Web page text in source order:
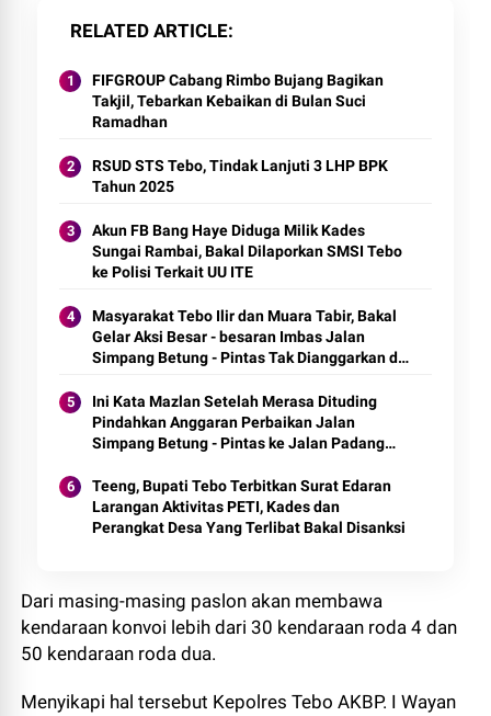
RELATED ARTICLE
FIFGROUP Cabang Rimbo Bujang Bagikan
Takjil, Tebarkan Kebaikan di Bulan Suci
Ramadhan
RSUD STS Tebo, Tindak Lanjuti 3 LHP BPK
Tahun 2025
Akun FB Bang Haye Diduga Milik Kades
Sungai Rambai, Bakal Dilaporkan SMSI Tebo
ke Polisi Terkait UU ITE
Masyarakat Tebo Ilir dan Muara Tabir, Bakal
Gelar Aksi Besar - besaran Imbas Jalan
Simpang Betung - Pintas Tak Dianggarkan di
Ini Kata Mazlan Setelah Merasa Dituding
Pindahkan Anggaran Perbaikan Jalan
Simpang Betung - Pintas ke Jalan Padang
Teeng, Bupati Tebo Terbitkan Surat Edaran
Larangan Aktivitas PETI, Kades dan
Perangkat Desa Yang Terlibat Bakal Disanksi
Dari masing-masing paslon akan membawa
kendaraan konvoi lebih dari 30 kendaraan roda 4 dan
50 kendaraan roda dua.
Menyikapi hal tersebut Kepolres Tebo AKBP. I Wayan